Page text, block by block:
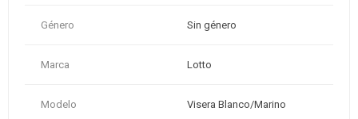
Género Sin género
Marca Lotto
Modelo Visera Blanco/Marino